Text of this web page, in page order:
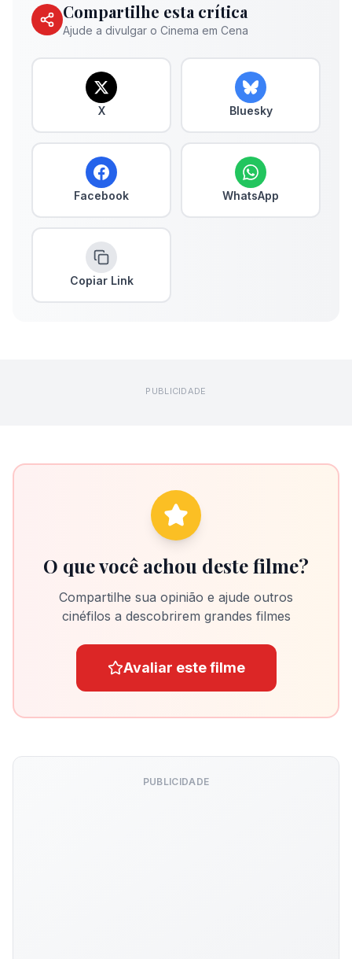
Compartilhe esta crítica
Ajude a divulgar o Cinema em Cena
X Bluesky
Facebook WhatsApp
Copiar Link
PUBLICIDADE
O que você achou deste filme?
Compartilhe sua opinião e ajude outros
cinéfilos a descobrirem grandes filmes
Avaliar este filme
PUBLICIDADE